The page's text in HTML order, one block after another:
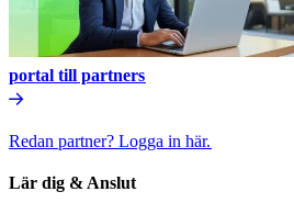
portal till partners​​
Redan partner? Logga in här.​​
Lär dig & Anslut​​